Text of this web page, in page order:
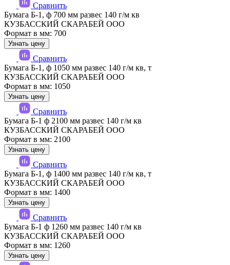
Сравнить
Бумага Б-1, ф 700 мм развес 140 г/м кв
КУЗБАССКИЙ СКАРАБЕЙ ООО
Формат в мм: 700
Узнать цену
Сравнить
Бумага Б-1, ф 1050 мм развес 140 г/м кв, т
КУЗБАССКИЙ СКАРАБЕЙ ООО
Формат в мм: 1050
Узнать цену
Сравнить
Бумага Б-1 ф 2100 мм развес 140 г/м кв
КУЗБАССКИЙ СКАРАБЕЙ ООО
Формат в мм: 2100
Узнать цену
Сравнить
Бумага Б-1, ф 1400 мм развес 140 г/м кв, т
КУЗБАССКИЙ СКАРАБЕЙ ООО
Формат в мм: 1400
Узнать цену
Сравнить
Бумага Б-1 ф 1260 мм развес 140 г/м кв
КУЗБАССКИЙ СКАРАБЕЙ ООО
Формат в мм: 1260
Узнать цену